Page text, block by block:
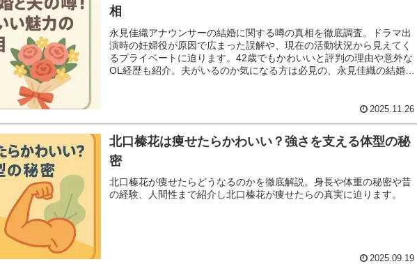
相
永見佳織アナウンサーの結婚に関する噂の真相を徹底調査。ドラマ出
演時の妊婦役が原因で広まった誤解や、現在の活動状況から見えてく
るプライベートに迫ります。42歳でもかわいいと評判の理由や意外な
OL経歴も紹介。夫がいるのか気になる方は必見の、永見佳織の結婚事
2025.11.26
北口榛花は痩せたらかわいい？強さを支える体型の秘
密
北口榛花が痩せたらどうなるのかを徹底解説。身長や体重の秘密や昔
の経験、人間性まで紹介し北口榛花が痩せたらの真実に迫ります。
2025.09.19